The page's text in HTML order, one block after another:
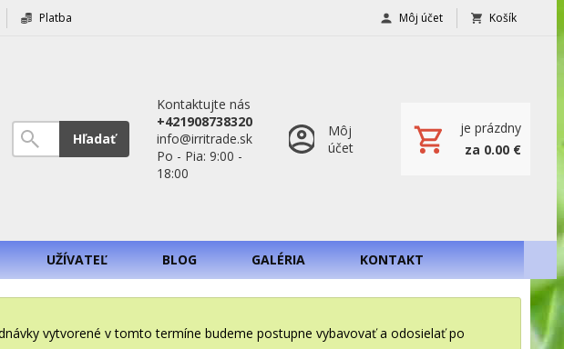
Platba Môj účet Košík
Hľadať
Kontaktujte nás
+421908738320
info@irritrade.sk
Po - Pia: 9:00 -
18:00
Môj
účet
je prázdny
za 0.00 €
UŽÍVATEĽ BLOG GALÉRIA KONTAKT
vytvorené v tomto termíne budeme postupne vybavovať a odosielať po